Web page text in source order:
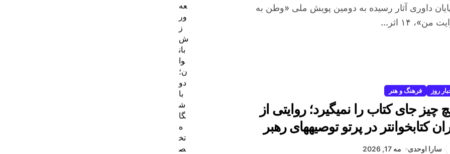
من»، ۱۴ اثر...
روز فرهنگ و هنر
چیز جای کتاب را نمیگیرد؛ روایتی از
کتابخوانتر در پرتو توصیههای رهبر
سارا اوحدی مه 17, 2026
عه
ور
ز
ش
بان
وا
ن؛
دو
با
ش
گا
ه
تخ
ص